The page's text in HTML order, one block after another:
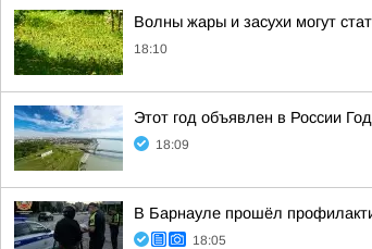
Волны жары и засухи могут
18:10
Этот год объявлен в России
18:09
В Барнауле прошёл
18:05